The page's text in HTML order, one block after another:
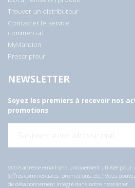
Trouver un distributeur
Contacter le service
commercial
MyMantion
Prescripteur
NEWSLETTER
Soyez les premiers à recevoir nos
promotions
a
*
Votre adresse email sera uniquement utilisée pour
(offres commerciales, promotions, etc.) Vous
de désabonnement intégré dans notre newsletter.